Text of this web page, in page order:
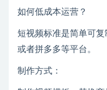
如何低成本运营？
短视频标准是简单可
或者拼多多等平台。
制作方式：